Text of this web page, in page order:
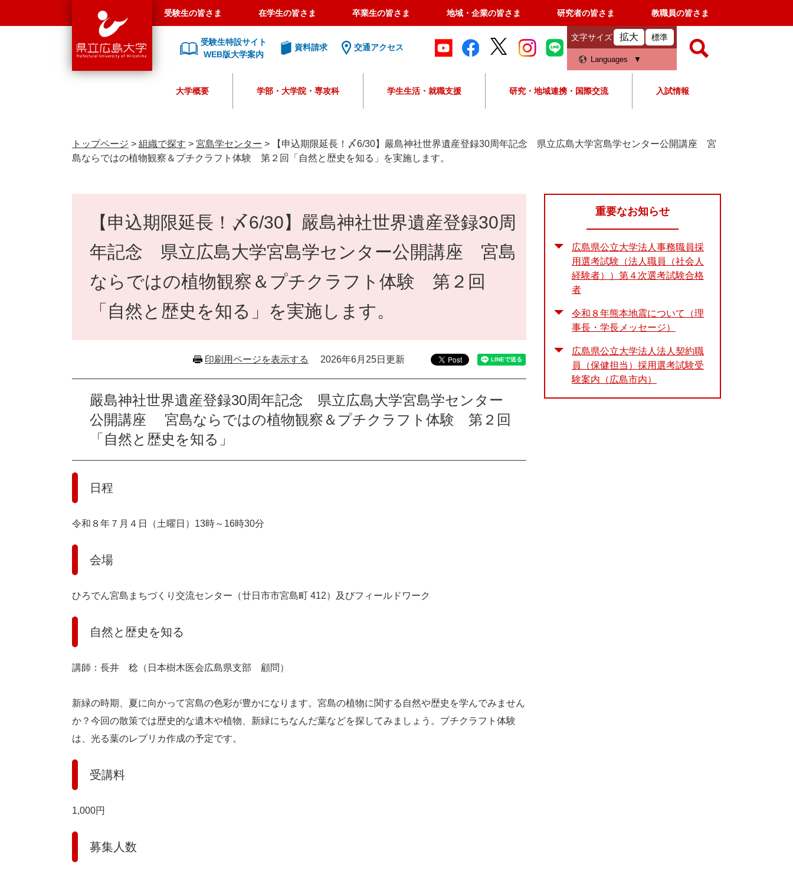
島
大
受験生の皆さま 在学生の皆さま 卒業生の皆さま 地域・企業の皆さま 研究者の皆さま 教職員の皆さま
受験生特設サイト
WEB版大学案内
資料請求 交通アクセス
文字サイズ 拡大 標準
Languages
o
g
カ
タ
ム
検
索
大学概要 学部・大学院・専攻科 学生生活・就職支援 研究・地域連携・国際交流 入試情報
トップページ > 組織で探す > 宮島学センター >
【申込期限延長！〆6/30】嚴島神社世界遺産登録30周年記念 県立広島大学宮島学センター公開講座 宮
島ならではの植物観察＆プチクラフト体験 第２回「自然と歴史を知る」を実施します。
【申込期限延長！〆6/30】嚴島神社世界遺産登録30周
年記念 県立広島大学宮島学センター公開講座 宮島
ならではの植物観察＆プチクラフト体験 第２回
「自然と歴史を知る」を実施します。
印刷用ページを表示する 2026年6月25日更新
嚴島神社世界遺産登録30周年記念 県立広島大学宮島学センター
公開講座 宮島ならではの植物観察＆プチクラフト体験 第２回
「自然と歴史を知る」
日程
令和８年７月４日（土曜日）13時～16時30分
会場
ひろでん宮島まちづくり交流センター（廿日市市宮島町 412）及びフィールドワーク
自然と歴史を知る
講師：長井 稔（日本樹木医会広島県支部 顧問）
新緑の時期、夏に向かって宮島の色彩が豊かになります。宮島の植物に関する自然や歴史を学んでみません
か？今回の散策では歴史的な遺木や植物、新緑にちなんだ葉などを探してみましょう。プチクラフト体験
は、光る葉のレプリカ作成の予定です。
受講料
1,000円
募集人数
重要なお知らせ
広島県公立大学法人事務職員採
用選考試験（法人職員（社会人
経験者））第４次選考試験合格
者
令和８年熊本地震について（理
事長・学長メッセージ）
広島県公立大学法人法人契約職
員（保健担当）採用選考試験受
験案内（広島市内）